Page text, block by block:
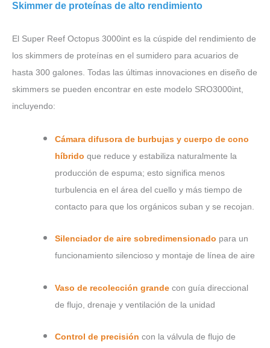
Skimmer de proteínas de alto rendimiento
El Super Reef Octopus 3000int es la cúspide del rendimiento de
los skimmers de proteínas en el sumidero para acuarios de
hasta 300 galones. Todas las últimas innovaciones en diseño de
skimmers se pueden encontrar en este modelo SRO3000int,
incluyendo:
Cámara difusora de burbujas y cuerpo de cono
híbrido que reduce y estabiliza naturalmente la
producción de espuma; esto significa menos
turbulencia en el área del cuello y más tiempo de
contacto para que los orgánicos suban y se recojan.
Silenciador de aire sobredimensionado para un
funcionamiento silencioso y montaje de línea de aire
Vaso de recolección grande con guía direccional
de flujo, drenaje y ventilación de la unidad
Control de precisión con la válvula de flujo de